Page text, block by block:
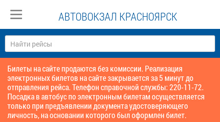
АВТОВОКЗАЛ КРАСНОЯРСК
Билеты на сайте продаются без комиссии. Реализация
электронных билетов на сайте закрывается за 5 минут до
отправления рейса. Телефон справочной службы: 220-11-72.
Посадка в автобус по электронным билетам осуществляется
только при предъявлении документа удостоверяющего
личность, на основании которого был оформлен билет.